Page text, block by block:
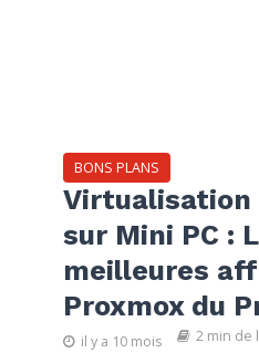
BONS PLANS
Virtualisation
sur Mini PC :
meilleures
Proxmox du
il y a 10 mois 2 min de